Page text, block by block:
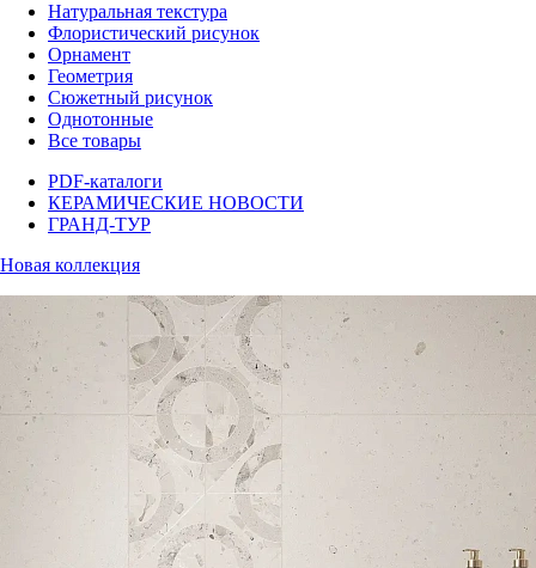
Натуральная текстура
Флористический рисунок
Орнамент
Геометрия
Сюжетный рисунок
Однотонные
Все товары
PDF-каталоги
КЕРАМИЧЕСКИЕ НОВОСТИ
ГРАНД-ТУР
Новая коллекция